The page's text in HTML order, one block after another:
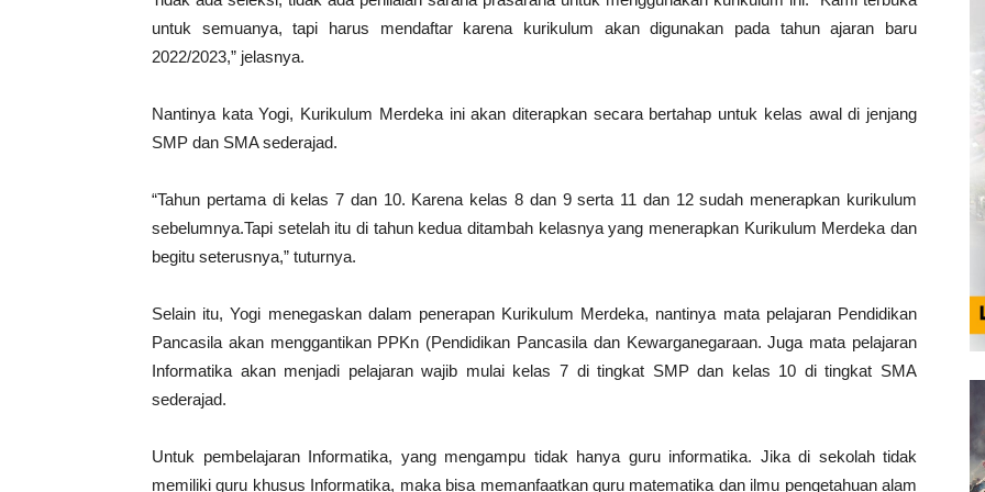
untuk semuanya, tapi harus mendaftar karena kurikulum akan digunakan pada tahun ajaran baru
2022/2023,” jelasnya.
Nantinya kata Yogi, Kurikulum Merdeka ini akan diterapkan secara bertahap untuk kelas awal di jenjang
SMP dan SMA sederajad.
“Tahun pertama di kelas 7 dan 10. Karena kelas 8 dan 9 serta 11 dan 12 sudah menerapkan kurikulum
sebelumnya.Tapi setelah itu di tahun kedua ditambah kelasnya yang menerapkan Kurikulum Merdeka dan
begitu seterusnya,” tuturnya.
Selain itu, Yogi menegaskan dalam penerapan Kurikulum Merdeka, nantinya mata pelajaran Pendidikan
Pancasila akan menggantikan PPKn (Pendidikan Pancasila dan Kewarganegaraan. Juga mata pelajaran
Informatika akan menjadi pelajaran wajib mulai kelas 7 di tingkat SMP dan kelas 10 di tingkat SMA
sederajad.
Untuk pembelajaran Informatika, yang mengampu tidak hanya guru informatika. Jika di sekolah tidak
memiliki guru khusus Informatika, maka bisa memanfaatkan guru matematika dan ilmu pengetahuan alam